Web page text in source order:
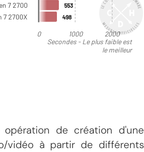
opération de création d'une
vidéo à partir de différents